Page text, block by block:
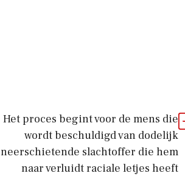
Het proces begint voor de mens die
wordt beschuldigd van dodelijk
neerschietende slachtoffer die hem
naar verluidt raciale letjes heeft